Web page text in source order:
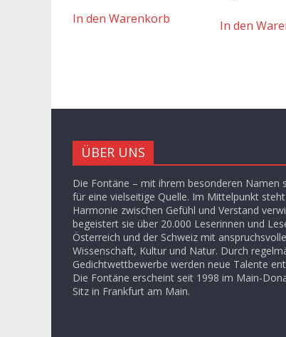
In den Warenkorb In den
ÜBER UNS
Die Fontäne – mit ihrem besonderen Namen
für eine vielseitige Quelle. Im Mittelpunkt
Harmonie zwischen Gefühl und Verstand
begeistert sie über 20.000 Leserinnen und
Österreich und der Schweiz mit
Wissenschaft, Kultur und Natur. Durch
Gedichtwettbewerbe werden neue Talente
Die Fontäne erscheint seit 1998 im Main-
Sitz in Frankfurt am Main.